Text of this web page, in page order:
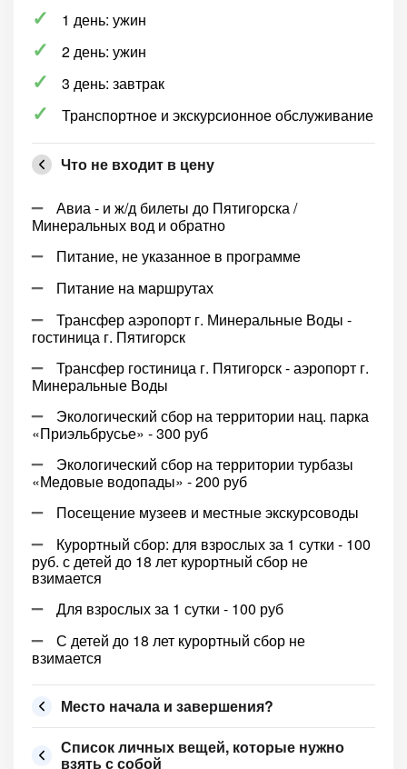
1 день: ужин
2 день: ужин
3 день: завтрак
Транспортное и экскурсионное обслуживание
Что не входит в цену
Авиа - и ж/д билеты до Пятигорска /
Минеральных вод и обратно
Питание, не указанное в программе
Питание на маршрутах
Трансфер аэропорт г. Минеральные Воды -
гостиница г. Пятигорск
Трансфер гостиница г. Пятигорск - аэропорт г.
Минеральные Воды
Экологический сбор на территории нац. парка
«Приэльбрусье» - 300 руб
Экологический сбор на территории турбазы
«Медовые водопады» - 200 руб
Посещение музеев и местные экскурсоводы
Курортный сбор: для взрослых за 1 сутки - 100
руб. с детей до 18 лет курортный сбор не
взимается
Для взрослых за 1 сутки - 100 руб
С детей до 18 лет курортный сбор не
взимается
Место начала и завершения?
Список личных вещей, которые нужно
взять с собой